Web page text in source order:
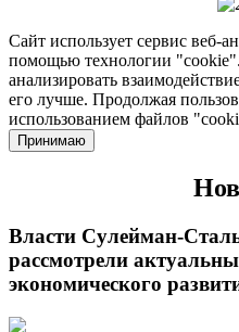
Сайт использует сервис веб-
помощью технологии
анализировать
его лучше. Продолжая
использованием файлов
Принимаю
Власти Сулейман-
рассмотрели
экономического